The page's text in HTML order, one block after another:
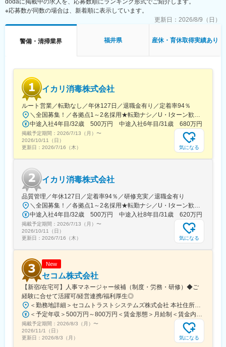
駅(路面電車)、新越谷駅、北与野駅、上熊谷駅、川越市駅、南新宿
駅、新宿西口駅、神泉駅、東池袋駅、麹町駅、二重橋前駅、秋津
駅、北品川駅、東日本橋駅、金町駅(東京都)、牛田駅(東京都)、府
駅、京成上野駅、大塚駅(東京都)、吉祥寺駅、京急蒲田駅、代々木
津駅(神奈川県)、京急鶴見駅、緑町駅、海老名駅(相鉄・小田急)、
西中島南方駅、大阪梅田駅(阪急線)、大阪阿部野橋駅、野田阪神
駅、大阪ビジネスパーク駅、本町駅、大阪梅田駅(阪神線)、近鉄日
本橋駅、なんば駅(地下鉄)、高槻市駅、松屋町駅、西長堀駅、岸里
駅、大江橋駅、谷町九丁目駅、宮之阪駅、なにわ橋駅、渡辺橋
駅、伏屋駅、本山駅(愛知県)、名古屋駅、西高蔵駅、丸の内駅(愛
知県)、新豊橋駅、上前津駅、名鉄一宮駅、小田井駅、森下駅(愛知
県)、熱田駅、新豊田駅、中村公園駅、岡山駅前駅、自動車学校前
駅、新浜松駅、遠州病院駅、志井公園駅、平和通駅、黒崎駅前
駅、くいな橋駅、九条駅(京都府)、山科駅、四条駅(京都市営)、曽
鹿児島駅前駅、さくら夙川駅、芦屋川駅、久寿川駅、宝塚南口
駅、山陽姫路駅、西代駅、山陽明石駅、ハーバーランド駅、三宮
駅(神戸新交通)、ハーブ園山麓駅、江吉良駅、新羽島駅、名鉄岐阜
駅、鵜沼駅、京成千葉駅、市川真間駅、栗林駅、狸小路駅、山頂
駅(千光寺山)、熊本駅前駅、新水前寺駅前駅、上熊本駅、新宿三丁
目駅、新宿駅(東京メトロ)、都電雑司ケ谷駅、東京駅、高輪ゲート
ウェイ駅、馬喰横山駅、京成関屋駅、築地市場駅、神田駅(東京
都)、立川南駅、新代田駅、稲荷町駅(東京都)、向原駅(東京都)、蓮
沼駅、銀座駅、水道橋駅、芝公園駅、北参道駅、高島町駅、武蔵
溝ノ口駅、馬車道駅、海老江駅、長堀橋駅、なんば駅(南海線)、Ｊ
Ｒ難波駅、大阪城北詰駅、動物園前駅、大阪駅、谷町四丁目駅、
四ツ橋駅、北天下茶屋駅、北浜駅(大阪府)、名鉄名古屋駅、駅前
駅、栄駅(愛知県)、西一宮駅、ナゴヤドーム前矢田駅、熱田神宮西
駅、西川緑道公園駅、第一通り駅、志井駅(北九州高速鉄道)、西小
倉駅、西黒崎駅、東寺駅、四宮駅、五条駅(京都市営)、京都河原町
駅、櫛田神社前駅、天神駅、水族館口駅、北１２条駅、大通駅、
芦屋駅(阪神線)、鳴尾・武庫川女子大前駅、駒ケ林駅、高速神戸
駅、神戸三宮駅(阪神)、風の丘中間駅、犬山遊園駅、新千葉駅、今
橋駅、片原町駅(香川県)、資生館小学校前駅、二本木口駅、味噌天
神前駅、県立体育館前駅
駅、寺田町駅、新大阪駅、梅田駅(地下鉄)、天王寺駅、野田駅(阪
神線)、京橋駅(大阪府)、堺筋本町駅、和泉府中駅、鶴橋駅、東梅
田駅、桜ノ宮駅、天王寺駅前駅、日本橋駅(大阪府)、大阪難波駅、
丁目駅、新今宮駅、茨木駅、西大橋駅、都島駅、天下茶屋駅、淀
町駅、南方駅(大阪府)、玉造駅、十三駅、住道駅、堺東駅、西九条
が丘駅(愛知県)、尾張一宮駅、戸田駅(愛知県)、上小田井駅、東岡
崎駅、大曽根駅、神宮前駅、豊田市駅、三郷駅(愛知県)、一社駅、
鳴海駅、池下駅、江南駅(愛知県)、岩塚駅、神領駅、桜山駅、刈谷
駅、西春駅、塩釜口駅、大元駅、岡山駅、中庄駅、東岡山駅、西
大寺駅、新倉敷駅、上島駅、浜松駅、曳馬駅、天竜川駅、助信
駅、八幡駅(静岡県)、企救丘駅、南小倉駅、香春口三萩野駅、折尾
駅、小倉駅(福岡県)、黒崎駅、上鳥羽口駅、京都駅、竹田駅(京都
府)、京阪山科駅、烏丸駅、郡山富田駅、郡山駅(福島県)、安積永
崎駅、山梨市駅、韮崎駅、酒折駅、東比恵駅、博多駅、西鉄福岡
駅、中洲川端駅、北長岡駅、越後湯沢駅、浦佐駅、燕三条駅、浜
の宮駅、加古川駅、桜島桟橋通駅、鹿児島駅、札幌駅、さっぽろ
駅、旭川四条駅、深川駅、三郷駅(埼玉県)、東新潟駅、新潟駅、亀
田駅、新津駅、豊栄駅、内野駅、西宮駅、西宮北口駅、芦屋駅(東
海道本線)、甲子園駅、仁川駅、宝塚駅、姫路駅、新長田駅、明石
駅、尼崎駅(東海道本線)、神戸駅(兵庫県)、三ノ宮駅、新神戸駅、
羽島市役所前駅、岐阜羽島駅、岐阜駅、大垣駅、穂積駅、西岐阜
駅、偕楽園駅、研究学園駅、牛久駅、水戸駅、取手駅、守谷駅、
つくば駅、土浦駅、工機前駅、日立駅、白山駅(新潟県)、すすきの
駅、北２４条駅、北広島駅、東尾道駅、福山駅、尾道駅、松永
駅、備後赤坂駅、市立体育館前駅、熊本駅、新水前寺駅、上熊本
駅(路面電車)、新越谷駅、北与野駅、上熊谷駅、川越市駅、南新宿
駅、新宿西口駅、神泉駅、東池袋駅、麹町駅、二重橋前駅、秋津
駅、北品川駅、東日本橋駅、金町駅(東京都)、牛田駅(東京都)、府
中本町駅、新橋駅、岩本町駅、西早稲田駅、立川北駅、池ノ上
駅、京成上野駅、大塚駅(東京都)、吉祥寺駅、京急蒲田駅、代々木
dodaに掲載中の求人を、応募数順にランキング形式でご紹介します。
※応募数が同数の場合は、新着順に表示しています。
更新日： 2026/8/9（日）
警備・清掃業界 福井県 産休・育休取得実績あり
イカリ消毒株式会社
ルート営業／転勤なし／年休127日／退職金有り／定着率94％
＼全国募集！／各拠点1～2名採用★転勤ナシ／U・Iターン歓迎└配属先は100％希望を反映★マイカー通勤＆直行直帰OK（勤務地や現場による）＼積極採用エリア／【北海道】北海道／旭川市、北見市、釧路市【東北】宮城県／仙台市【関東】茨城県／つくば市 東京都／江東区、町田市、武蔵村山市 埼玉県／さいたま市、ふじみ野市 神奈川県／横浜市、藤沢市、伊勢原市 山梨県／中央市【東海】岐阜県／羽島市 愛知県／名古屋市、知立市 三重県／四日市市【北信越】新潟県／新潟市、長岡市【関西】京都府／京都市 大阪府／東大阪市 兵庫県／加古川市、神戸市、西宮市【中国】鳥取県／米子市 岡山県／岡山市【四国】徳島県／徳島市 広島県／福山市【九州】福岡県／福岡市 熊本県／熊本市 鹿児島県／鹿児島市※詳しい所在地は当社HPをご覧ください。https://www.ikari.co.jp/company/network/
中途入社4年目/32歳 500万円 中途入社6年目/31歳 680万円
掲載予定期間： 2026/7/13（月） 〜
2026/10/11（日）
更新日： 2026/7/16（木） 気になる
イカリ消毒株式会社
品質管理／年休127日／定着率94％／研修充実／退職金有り
＼全国募集！／各拠点1～2名採用★転勤ナシ／U・Iターン歓迎└配属先は100％希望を反映★マイカー通勤＆直行直帰OK（勤務地や現場による）＼積極採用エリア／【北海道】北海道／旭川市、北見市、釧路市【東北】宮城県／仙台市【関東】茨城県／つくば市 東京都／江東区、町田市、武蔵村山市 埼玉県／さいたま市、ふじみ野市 神奈川県／横浜市、藤沢市、伊勢原市 山梨県／中央市【東海】岐阜県／羽島市 愛知県／名古屋市、知立市 三重県／四日市市【北信越】新潟県／新潟市、長岡市【関西】京都府／京都市 大阪府／東大阪市 兵庫県／加古川市、神戸市、西宮市【中国】鳥取県／米子市 岡山県／岡山市【四国】徳島県／徳島市 広島県／福山市【九州】福岡県／福岡市 熊本県／熊本市 鹿児島県／鹿児島市※詳しい所在地は当社HPをご覧ください。https://www.ikari.co.jp/company/network/
中途入社4年目/32歳 500万円 中途入社8年目/31歳 620万円
掲載予定期間： 2026/7/13（月） 〜
2026/10/11（日）
更新日： 2026/7/16（木） 気になる
New
セコム株式会社
【新宿/在宅可】人事マネージャー候補（制度・労務・研修）◆ご
経験に合せて活躍可/経営連携/福利厚生◎
＜勤務地詳細＞セコムトラストシステムズ株式会社 本社住所：東京都新宿区富久町10-5 NMF新宿EASTビル勤務地最寄駅：丸の内線／新宿御苑駅受動喫煙対策：その他（屋内喫煙可能場所あるが、勤務時間中は全面禁煙）変更の範囲：会社の定める事業所（リモートワーク含む）
＜予定年収＞500万円～800万円＜賃金形態＞月給制＜賃金内訳＞月額（基本給）：269,000円～416,600円その他固定手当/月：13,500円～20,000円＜月給＞282,500円～436,600円＜昇給有無＞有＜残業手当＞有＜給与補足＞※給与詳細は、経験・スキル・年齢を考慮し、同社規定により決定します。■昇給：年1回■賞与：年2回賃金はあくまでも目安の金額であり、選考を通じて上下する可能性があります。月給(月額)は固定手当を含めた表記です。
掲載予定期間： 2026/8/3（月） 〜
2026/11/1（日）
更新日： 2026/8/3（月） 気になる